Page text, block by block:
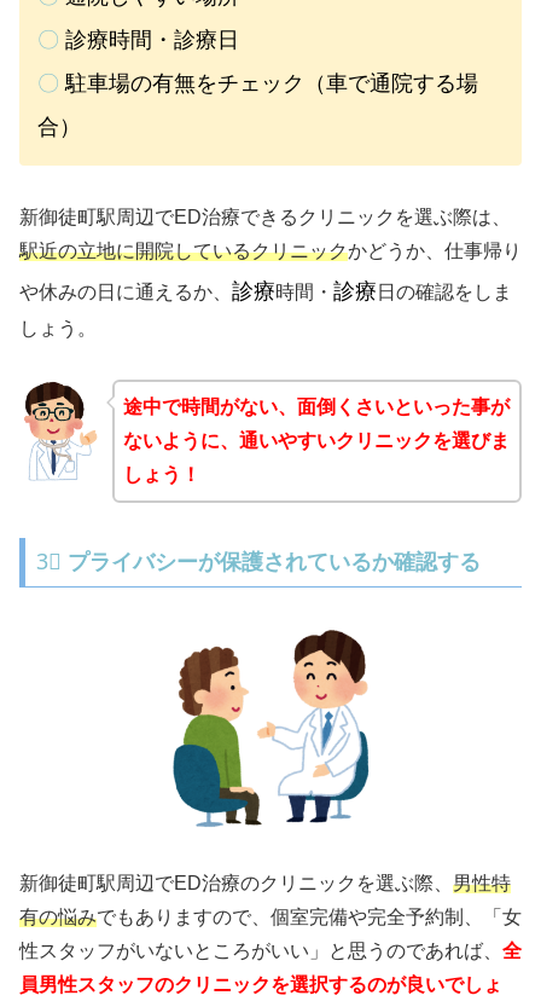
〇 診療時間・診療日
〇 駐車場の有無をチェック（車で通院する場
合）
新御徒町駅周辺でED治療できるクリニックを選ぶ際は、
駅近の立地に開院しているクリニックかどうか、仕事帰り
や休みの日に通えるか、 診療時間・ 診療 日の確認をしま
しょう。
途中で時間がない、面倒くさいといった事が
ないように、通いやすいクリニックを選びま
しょう！
3⃣ プライバシーが保護されているか確認する
新御徒町駅周辺でED治療のクリニックを選ぶ際、 男性特
有の悩みでもありますので、個室完備や完全予約制、「女
性スタッフがいないところがいい」と思うのであれば、 全
員男性スタッフのクリニックを選択するのが良いでしょ